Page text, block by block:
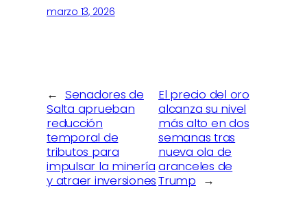
marzo 13, 2026
← Senadores de
Salta aprueban
reducción
temporal de
tributos para
impulsar la minería
y atraer inversiones
El precio del oro
alcanza su nivel
más alto en dos
semanas tras
nueva ola de
aranceles de
Trump →